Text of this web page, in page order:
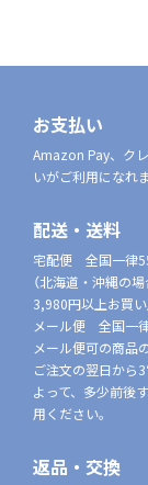
お支払い
Amazon Pay、ク
いがご利用になれ
配送・送料
宅配便 全国一律
（北海道・沖縄の
3,980円以上お買
メール便 全国一
メール便可の商品
ご注文の翌日から
よって、多少前後
用ください。
返品・交換